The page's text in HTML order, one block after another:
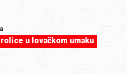
u lovačkom umaku